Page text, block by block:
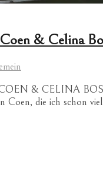
& Celina
& CELINA
die ich schon